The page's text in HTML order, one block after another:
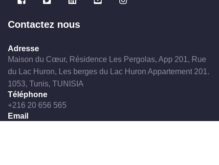
Contactez nous
Adresse
Maison du Cœur, Résidence Les Pergolas, App 201, Rue
du Lac Huron, Les berges du Lac Huron Appartement 201.
1053, Tunis, TUNISIA
Téléphone
+216 20 656 565
Email